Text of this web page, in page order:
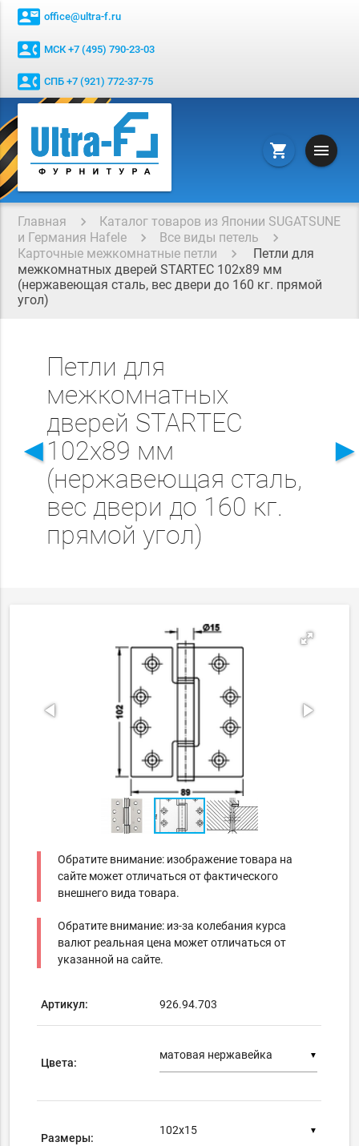
contact_mail office@ultra-f.ru
contact_phone МСК +7 (495) 790-23-03
contact_phone СПБ +7 (921) 772-37-75
shopping_cart menu
Главная
Каталог товаров из Японии SUGATSUNE
и Германия Hafele
Все виды петель
Карточные межкомнатные петли
Петли для
межкомнатных дверей STARTEC 102x89 мм
(нержавеющая сталь, вес двери до 160 кг. прямой
угол)
◄
Петли для
межкомнатных
дверей STARTEC
102x89 мм
(нержавеющая сталь,
вес двери до 160 кг.
прямой угол)
Обратите внимание: изображение товара на
сайте может отличаться от фактического
внешнего вида товара.
Обратите внимание: из-за колебания курса
валют реальная цена может отличаться от
указанной на сайте.
Артикул: 926.94.703
Цвета:
▼
Размеры:
▼